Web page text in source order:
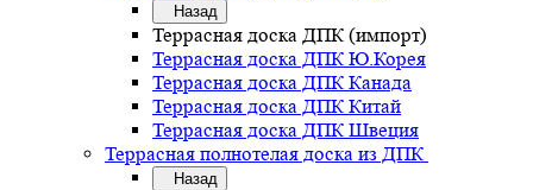
Назад
Террасная доска ДПК (импорт)
Террасная доска ДПК Ю.Корея
Террасная доска ДПК Канада
Террасная доска ДПК Китай
Террасная доска ДПК Швеция
Террасная полнотелая доска из ДПК
Назад